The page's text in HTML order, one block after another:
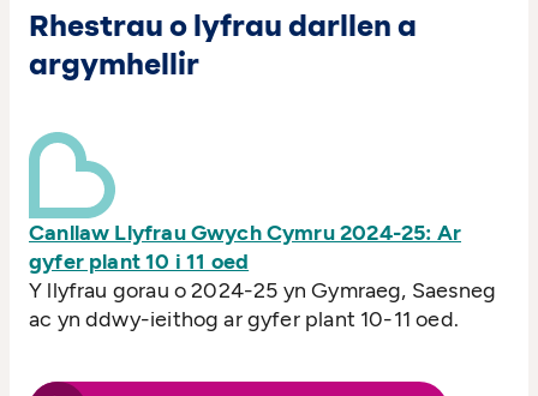
Rhestrau o lyfrau darllen a
argymhellir
Canllaw Llyfrau Gwych Cymru 2024-25: Ar
gyfer plant 10 i 11 oed
Y llyfrau gorau o 2024-25 yn Gymraeg, Saesneg
ac yn ddwy-ieithog ar gyfer plant 10-11 oed.